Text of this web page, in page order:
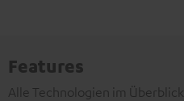
Features
Alle Technologien im Überblick